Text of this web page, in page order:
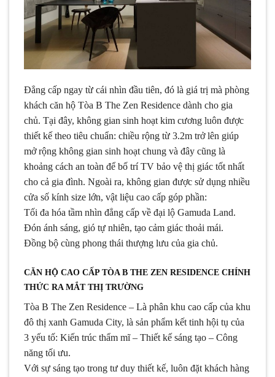
Đẳng cấp ngay từ cái nhìn đầu tiên, đó là giá trị mà phòng
khách căn hộ Tòa B The Zen Residence dành cho gia
chủ. Tại đây, không gian sinh hoạt kim cương luôn được
thiết kế theo tiêu chuẩn: chiều rộng từ 3.2m trở lên giúp
mở rộng không gian sinh hoạt chung và đây cũng là
khoảng cách an toàn để bố trí TV bảo vệ thị giác tốt nhất
cho cả gia đình. Ngoài ra, không gian được sử dụng nhiều
cửa số kính size lớn, vật liệu cao cấp góp phần:
Tối đa hóa tầm nhìn đẳng cấp về đại lộ Gamuda Land.
Đón ánh sáng, gió tự nhiên, tạo cảm giác thoải mái.
Đồng bộ cùng phong thái thượng lưu của gia chủ.
CĂN HỘ CAO CẤP TÒA B THE ZEN RESIDENCE CHÍNH
THỨC RA MẮT THỊ TRƯỜNG
Tòa B The Zen Residence – Là phân khu cao cấp của khu
đô thị xanh Gamuda City, là sản phẩm kết tinh hội tụ của
3 yếu tố: Kiến trúc thẩm mĩ – Thiết kế sáng tạo – Công
năng tối ưu.
Với sự sáng tạo trong tư duy thiết kế, luôn đặt khách hàng